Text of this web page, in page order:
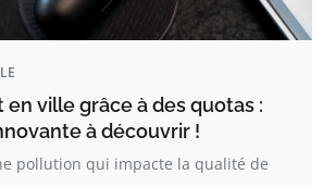
ville grâce à des quotas :
à découvrir !
pollution qui impacte la qualité de